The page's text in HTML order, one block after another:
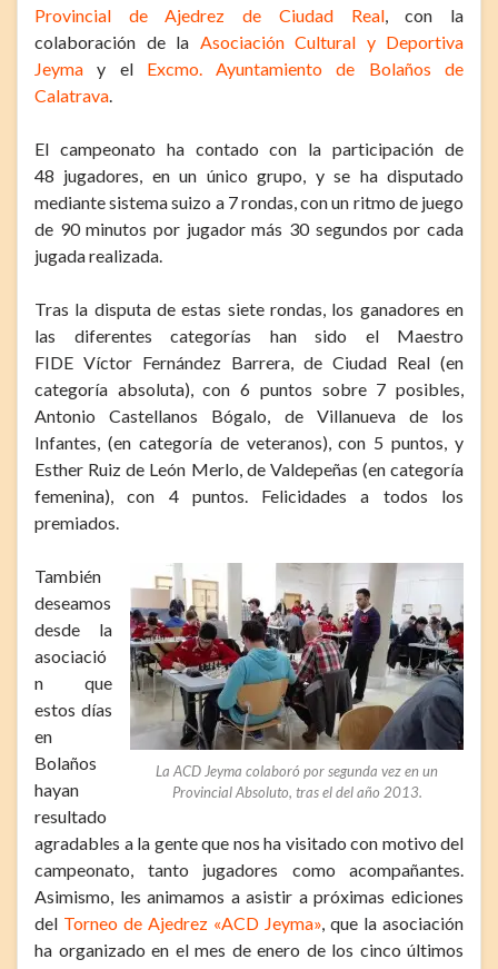
Provincial de Ajedrez de Ciudad Real, con la
colaboración de la Asociación Cultural y Deportiva
Jeyma y el Excmo. Ayuntamiento de Bolaños de
Calatrava
El campeonato ha contado con la participación de
48 jugadores, en un único grupo, y se ha disputado
mediante sistema suizo a 7 rondas, con un ritmo de juego
de 90 minutos por jugador más 30 segundos por cada
jugada realizada.
Tras la disputa de estas siete rondas, los ganadores en
las diferentes categorías han sido el Maestro
FIDE Víctor Fernández Barrera, de Ciudad Real (en
categoría absoluta), con 6 puntos sobre 7 posibles,
Antonio Castellanos Bógalo, de Villanueva de los
Infantes, (en categoría de veteranos), con 5 puntos, y
Esther Ruiz de León Merlo, de Valdepeñas (en categoría
femenina), con 4 puntos. Felicidades a todos los
premiados.
La ACD Jeyma colaboró por segunda vez en un
Provincial Absoluto, tras el del año 2013.
También
deseamos
desde la
asociació
n que
estos días
en
Bolaños
hayan
resultado
agradables a la gente que nos ha visitado con motivo del
campeonato, tanto jugadores como acompañantes.
Asimismo, les animamos a asistir a próximas ediciones
del Torneo de Ajedrez «ACD Jeyma» , que la asociación
ha organizado en el mes de enero de los cinco últimos